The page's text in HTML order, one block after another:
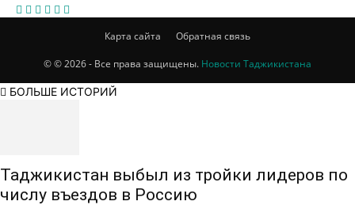
Карта сайта Обратная связь
© © 2026 - Все права защищены. Новости Таджикистана
БОЛЬШЕ ИСТОРИЙ
Таджикистан выбыл из тройки лидеров по
числу въездов в Россию